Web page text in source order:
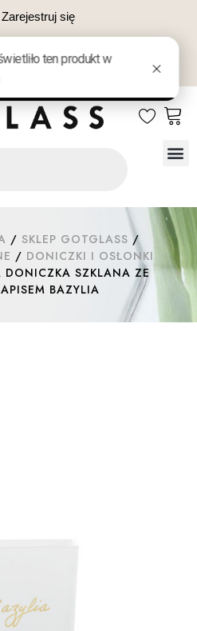
się
PREZENT KONTAKT
/ SKLEP GOTGLASS /
/ DONICZKI I OSŁONKI
SZKLANA ZE
BAZYLIA